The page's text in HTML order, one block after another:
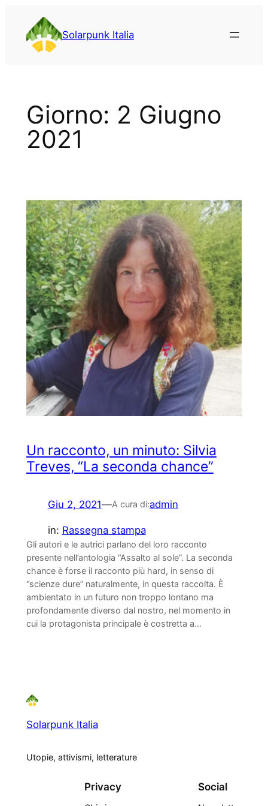
contenuto
Solarpunk Italia
Giorno: 2 Giugno
2021
Un racconto, un minuto: Silvia
Treves, “La seconda chance”
Giu 2, 2021—A cura di:admin
in: Rassegna stampa
Gli autori e le autrici parlano del loro racconto
presente nell’antologia “Assalto al sole”. La seconda
chance è forse il racconto più hard, in senso di
“scienze dure” naturalmente, in questa raccolta. È
ambientato in un futuro non troppo lontano ma
profondamente diverso dal nostro, nel momento in
cui la protagonista principale è costretta a…
Solarpunk Italia
Utopie, attivismi, letterature
Privacy Social